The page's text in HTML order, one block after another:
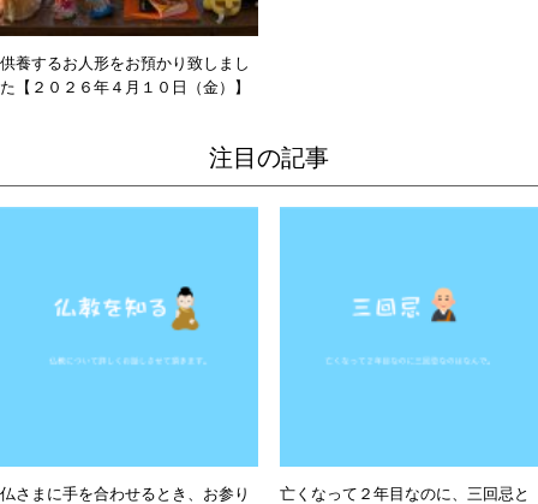
供養するお人形をお預かり致しまし
た【２０２６年４月１０日（金）】
注目の記事
仏さまに手を合わせるとき、お参り
亡くなって２年目なのに、三回忌と